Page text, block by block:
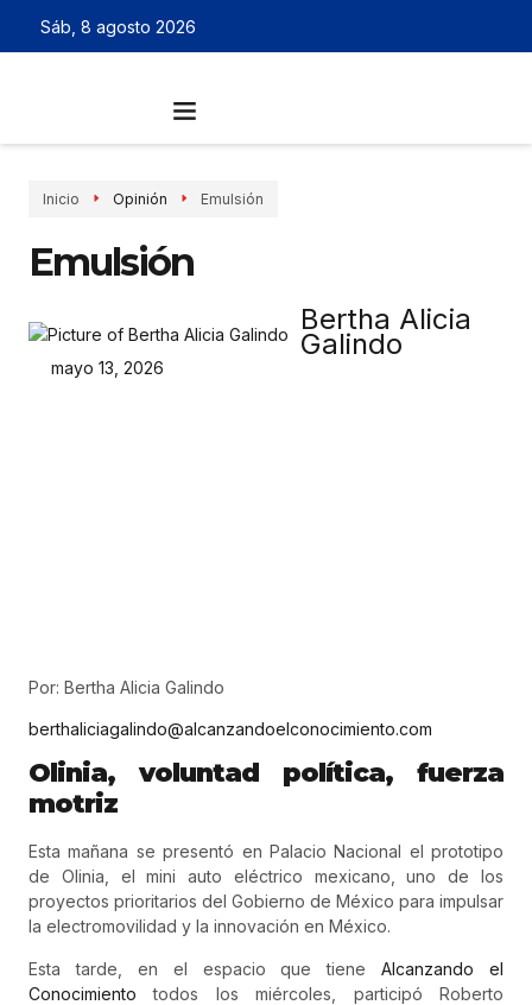
Sáb, 8 agosto 2026
Inicio Opinión Emulsión
Emulsión
Bertha Alicia
Galindo
mayo 13, 2026
Por: Bertha Alicia Galindo
berthaliciagalindo@alcanzandoelconocimiento.com
Olinia, voluntad política, fuerza
motriz
Esta mañana se presentó en Palacio Nacional el prototipo
de Olinia, el mini auto eléctrico mexicano, uno de los
proyectos prioritarios del Gobierno de México para impulsar
la electromovilidad y la innovación en México.
Esta tarde, en el espacio que tieneAlcanzando el
Conocimiento todos los miércoles, participó Roberto